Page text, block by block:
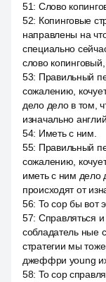
51: Слово
52: Копинговые
направлены на
специально
слово
53: Правильный
сожалению,
дело дело в том,
изначально
54: Иметь с ним.
55: Правильный
сожалению,
иметь с ним дело
происходят от
56: To cop бы вот
57: Справляться
собладатель ные
стратегии мы
джеффри young
58: To cop